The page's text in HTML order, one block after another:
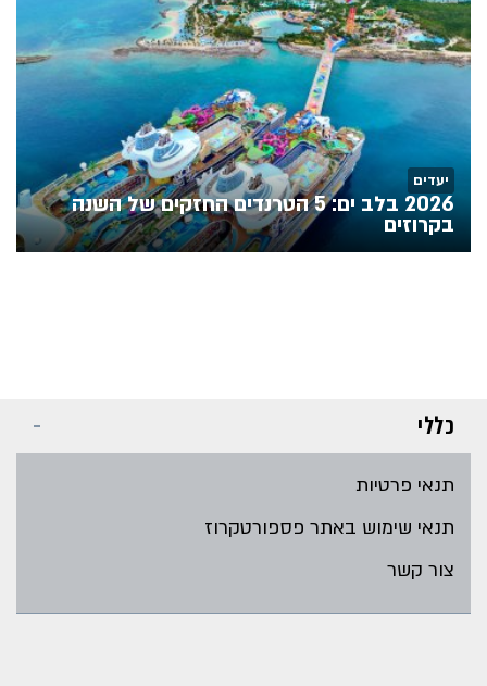
יעדים
2026 בלב ים: 5 הטרנדים החזקים של השנה
בקרוזים
כללי
תנאי פרטיות
תנאי שימוש באתר פספורטקרוז
צור קשר